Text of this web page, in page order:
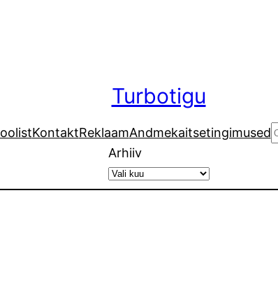
Turbotigu
KontaktReklaamAndmekaitsetingimused
Arhiiv